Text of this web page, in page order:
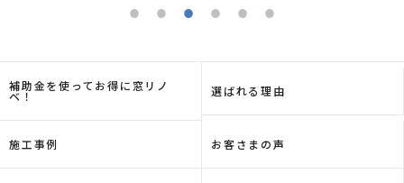
補助金を使ってお得に窓リノ
ベ！ 選ばれる理由
施工事例 お客さまの声